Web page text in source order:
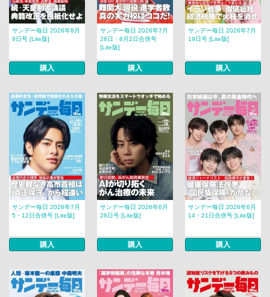
サンデー毎日 2026年8月
9日号 [Lite版]
購入
サンデー毎日 2026年7月
26日・8月2日合併号
[Lite版]
購入
サンデー毎日 2026年7月
19日号 [Lite版]
購入
サンデー毎日 2026年7月
5・12日合併号 [Lite版]
購入
サンデー毎日 2026年6月
28日号 [Lite版]
購入
サンデー毎日 2026年6月
14・21日合併号 [Lite版]
購入